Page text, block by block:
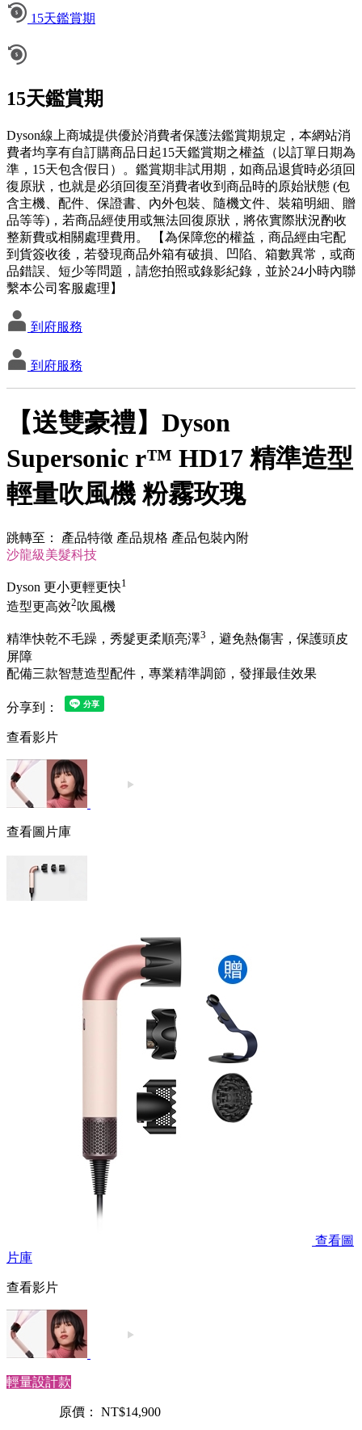
15天鑑賞期
15天鑑賞期
Dyson線上商城提供優於消費者保護法鑑賞期規定，本網站消
費者均享有自訂購商品日起15天鑑賞期之權益（以訂單日期為
準，15天包含假日）。鑑賞期非試用期，如商品退貨時必須回
復原狀，也就是必須回復至消費者收到商品時的原始狀態 (包
含主機、配件、保證書、內外包裝、隨機文件、裝箱明細、贈
品等等)，若商品經使用或無法回復原狀，將依實際狀況酌收
整新費或相關處理費用。 【為保障您的權益，商品經由宅配
到貨簽收後，若發現商品外箱有破損、凹陷、箱數異常，或商
品錯誤、短少等問題，請您拍照或錄影紀錄，並於24小時內聯
繫本公司客服處理】
到府服務
到府服務
【送雙豪禮】Dyson
Supersonic r™ HD17 精準造型
輕量吹風機 粉霧玫瑰
跳轉至： 產品特徵 產品規格 產品包裝內附
沙龍級美髮科技
Dyson 更小更輕更快1
造型更高效2吹風機
精準快乾不毛躁，秀髮更柔順亮澤3 ，避免熱傷害，保護頭皮
屏障
配備三款智慧造型配件，專業精準調節，發揮最佳效果
分享到：
查看影片
查看圖片庫
查看圖
片庫
查看影片
輕量設計款
原價： NT$14,900